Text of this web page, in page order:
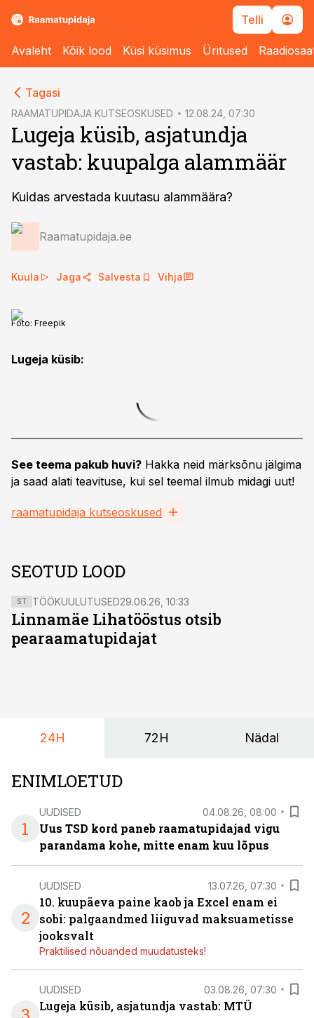
Telli
Avaleht Kõik lood Küsi küsimus Üritused
Tagasi
RAAMATUPIDAJA KUTSEOSKUSED 12.08.24, 07:30
Lugeja küsib, asjatundja
vastab: kuupalga alammäär
Kuidas arvestada kuutasu alammäära?
Raamatupidaja.ee
Kuula Jaga Salvesta Vihja
Foto: Freepik
Lugeja küsib:
See teema pakub huvi? Hakka neid märksõnu jälgima
ja saad alati teavituse, kui sel teemal ilmub midagi uut!
raamatupidaja kutseoskused
SEOTUD LOOD
ST TÖÖKUULUTUSED29.06.26, 10:33
Linnamäe Lihatööstus otsib
pearaamatupidajat
24H 72H Nädal
ENIMLOETUD
1
UUDISED 04.08.26, 08:00
Uus TSD kord paneb raamatupidajad vigu
parandama kohe, mitte enam kuu lõpus
2
UUDISED 13.07.26, 07:30
10. kuupäeva paine kaob ja Excel enam ei
sobi: palgaandmed liiguvad maksuametisse
jooksvalt
Praktilised nõuanded muudatusteks!
UUDISED 03.08.26, 07:30
Lugeja küsib, asjatundja vastab: MTÜ